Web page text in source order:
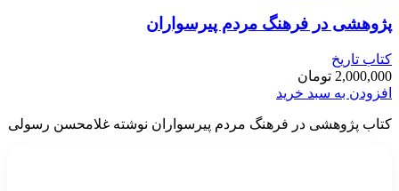
پژوهشی در فرهنگ مردم پیرسواران
کتاب تاریخ
2,000,000 تومان
افزودن به سبد خرید
کتاب پژوهشی در فرهنگ مردم پیرسواران نوشته غلامحسن رسولی